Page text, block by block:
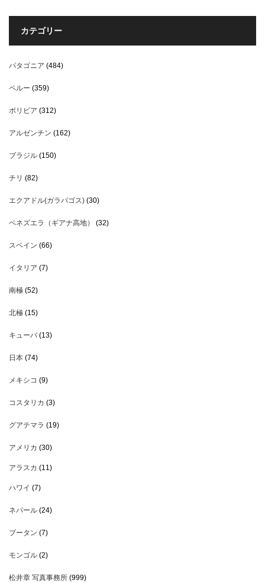
カテゴリー
パタゴニア (484)
ペルー (359)
ボリビア (312)
アルゼンチン (162)
ブラジル (150)
チリ (82)
エクアドル(ガラパゴス) (30)
ベネズエラ（ギアナ高地） (32)
スペイン (66)
イタリア (7)
南極 (52)
北極 (15)
キューバ(13)
日本 (74)
メキシコ (9)
コスタリカ (3)
グアテマラ (19)
アメリカ (30)
アラスカ (11)
ハワイ (7)
ネパール (24)
ブータン (7)
モンゴル (2)
松井章 写真事務所 (999)